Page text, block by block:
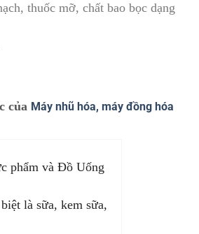
thuốc mỡ, chất bao bọc dạng
của Máy nhũ hóa, máy đồng hóa
phẩm và Đồ Uống
là sữa, kem sữa,